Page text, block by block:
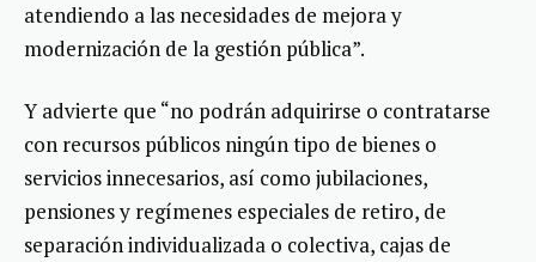
atendiendo a las necesidades de mejora y
modernización de la gestión pública”.
Y advierte que “no podrán adquirirse o contratarse
con recursos públicos ningún tipo de bienes o
servicios innecesarios, así como jubilaciones,
pensiones y regímenes especiales de retiro, de
separación individualizada o colectiva, cajas de